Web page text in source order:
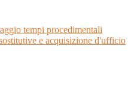
tempi procedimentali
e acquisizione d'ufficio